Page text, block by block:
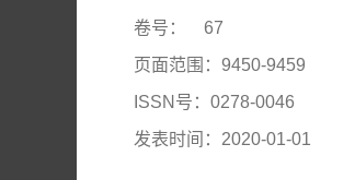
卷号：
67
页面范围： 9450-9459
ISSN号： 0278-0046
发表时间： 2020-01-01